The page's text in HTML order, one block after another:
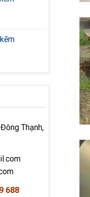
Thạnh,
688